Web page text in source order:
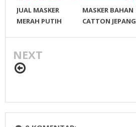
JUAL MASKER
MERAH PUTIH
MASKER BAHAN
CATTON JEPANG
NEXT